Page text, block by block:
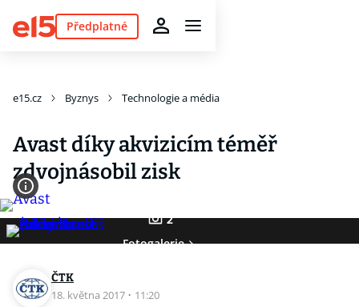
Předplatné
e15.cz Byznys Technologie a média
Avast díky akvizicím téměř
zdvojnásobil zisk
2
Fotogalerie
ČTK
18. května 2017 · 11:20